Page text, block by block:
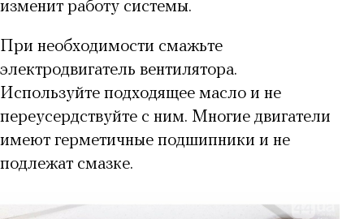
изменит работу системы.
При необходимости смажьте
электродвигатель вентилятора.
Используйте подходящее масло и не
переусердствуйте с ним. Многие двигатели
имеют герметичные подшипники и не
подлежат смазке.